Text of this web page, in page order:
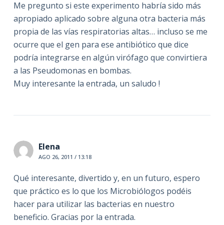
Me pregunto si este experimento habría sido más
apropiado aplicado sobre alguna otra bacteria más
propia de las vías respiratorias altas… incluso se me
ocurre que el gen para ese antibiótico que dice
podría integrarse en algún virófago que convirtiera
a las Pseudomonas en bombas.
Muy interesante la entrada, un saludo !
Elena
AGO 26, 2011 / 13:18
Qué interesante, divertido y, en un futuro, espero
que práctico es lo que los Microbiólogos podéis
hacer para utilizar las bacterias en nuestro
beneficio. Gracias por la entrada.